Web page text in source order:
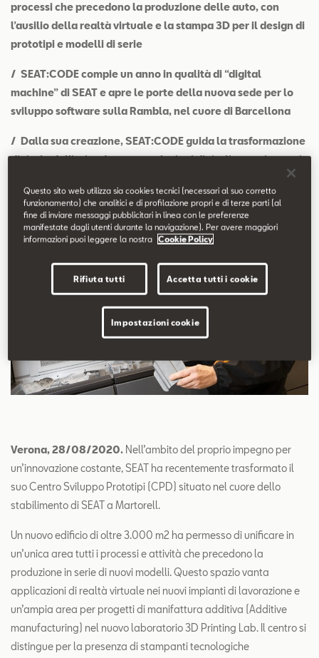
processi che precedono la produzione delle auto, con
l’ausilio della realtà virtuale e la stampa 3D per il design di
prototipi e modelli di serie
/ SEAT:CODE compie un anno in qualità di “digital
machine” di SEAT e apre le porte della nuova sede per lo
sviluppo software sulla Rambla, nel cuore di Barcellona
/ Dalla sua creazione, SEAT:CODE guida la trasformazione
digitale dell’azienda e crea soluzioni digitali per spingere i
Verona, 28/08/2020. Nell’ambito del proprio impegno per
un’innovazione costante, SEAT ha recentemente trasformato il
suo Centro Sviluppo Prototipi (CPD) situato nel cuore dello
stabilimento di SEAT a Martorell.
Un nuovo edificio di oltre 3.000 m2 ha permesso di unificare in
un’unica area tutti i processi e attività che precedono la
produzione in serie di nuovi modelli. Questo spazio vanta
applicazioni di realtà virtuale nei nuovi impianti di lavorazione e
un’ampia area per progetti di manifattura additiva (Additive
manufacturing) nel nuovo laboratorio 3D Printing Lab. Il centro si
distingue per la presenza di stampanti tecnologiche
Questo sito web utilizza sia cookies tecnici (necessari al suo corretto
funzionamento) che analitici e di profilazione propri e di terze parti (al
fine di inviare messaggi pubblicitari in linea con le preferenze
manifestate dagli utenti durante la navigazione). Per avere maggiori
informazioni puoi leggere la nostra
Cookie Policy
Rifiuta tutti Accetta tutti i cookie
Impostazioni cookie